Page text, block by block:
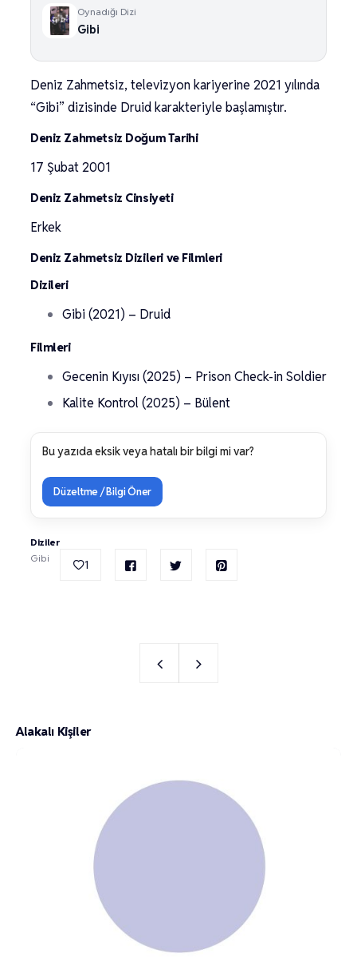
Oynadığı Dizi
Gibi
Deniz Zahmetsiz, televizyon kariyerine 2021 yılında
“Gibi” dizisinde Druid karakteriyle başlamıştır.
Deniz Zahmetsiz Doğum Tarihi
17 Şubat 2001
Deniz Zahmetsiz Cinsiyeti
Erkek
Deniz Zahmetsiz Dizileri ve Filmleri
Dizileri
Gibi (2021) – Druid
Filmleri
Gecenin Kıyısı (2025) – Prison Check-in Soldier
Kalite Kontrol (2025) – Bülent
Bu yazıda eksik veya hatalı bir bilgi mi var?
Düzeltme / Bilgi Öner
Diziler
Gibi
1
Alakalı Kişiler